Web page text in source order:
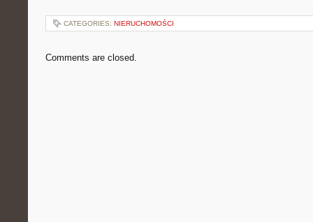
CATEGORIES: NIERUCHOMOŚCI
Comments are closed.